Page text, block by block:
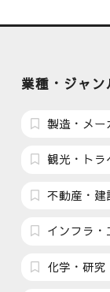
業種・ジャン
製造・メー
観光・トラ
不動産・建
インフラ・
化学・研究